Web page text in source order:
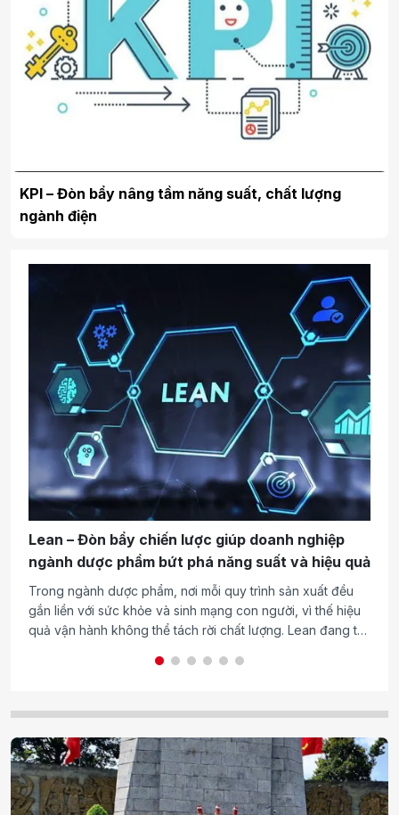
KPI – Đòn bẩy nâng tầm năng suất, chất lượng
ngành điện
Lean – Đòn bẩy chiến lược giúp doanh nghiệp
ngành dược phẩm bứt phá năng suất và hiệu quả
Trong ngành dược phẩm, nơi mỗi quy trình sản xuất đều
gắn liền với sức khỏe và sinh mạng con người, vì thế hiệu
quả vận hành không thể tách rời chất lượng. Lean đang trở
ưu nguồn lực, kiểm soát rủi ro và nâng cao năng lực cạnh